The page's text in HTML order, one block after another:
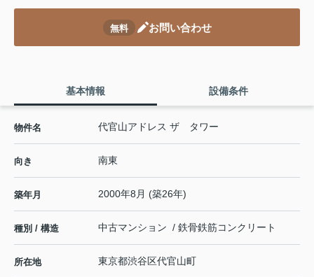
無料 お問い合わせ
基本情報 設備条件
物件名 代官山アドレス ザ タワー
向き 南東
築年月 2000年8月 (築26年)
種別 / 構造 中古マンション / 鉄骨鉄筋コンクリート
所在地 東京都渋谷区代官山町